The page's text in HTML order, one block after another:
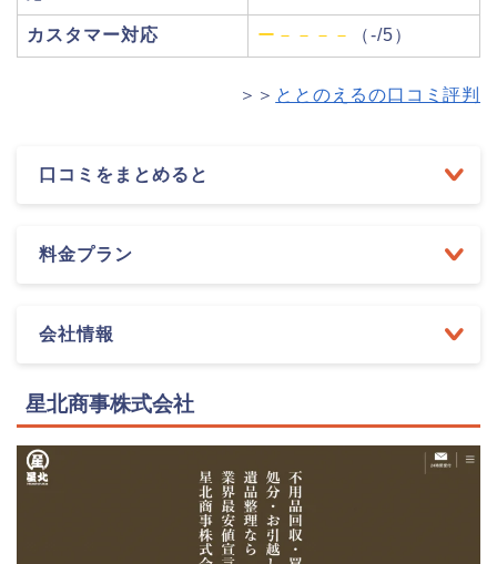
カスタマー対応 ー－－－－ （-/5）
＞＞ ととのえるの口コミ評判
口コミをまとめると
料金プラン
会社情報
星北商事株式会社